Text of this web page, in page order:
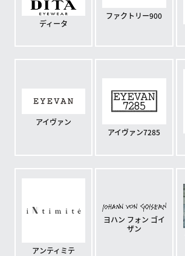
ディータ
ファクトリー900
アイヴァン
アイヴァン7285
アンティミテ
ヨハン フォン ゴイ
ザン